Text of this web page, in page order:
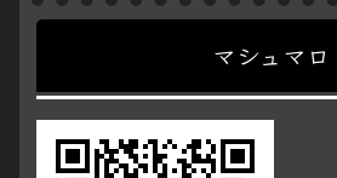
マシュマロ